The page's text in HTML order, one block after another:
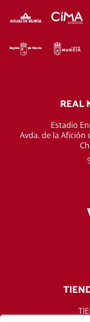
REAL
Estadio
Avda. de la Afición